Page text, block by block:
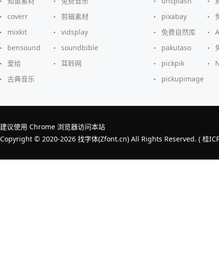
coverr
剪辑素材
mixkit
vidsplay
bensound
soundbible
爱给
耳聆网
古典音乐
pixabay
免费自然库
pakutaso
pickpik
pickupimage
建议使用 Chrome 浏览器访问本站
Copyright © 2020-2026 找字体(Zfont.cn) All Rights Reserved. ( 桂